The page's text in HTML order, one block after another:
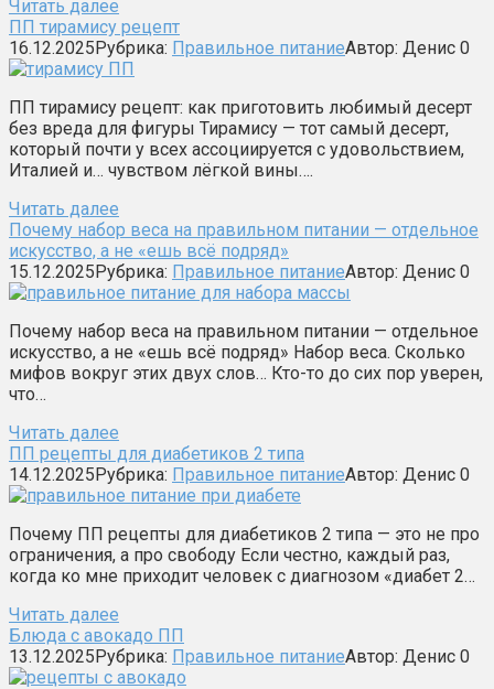
Читать далее
ПП тирамису рецепт
16.12.2025Рубрика: Правильное питаниеАвтор: Денис 0
ПП тирамису рецепт: как приготовить любимый десерт
без вреда для фигуры Тирамису — тот самый десерт,
который почти у всех ассоциируется с удовольствием,
Италией и… чувством лёгкой вины….
Читать далее
Почему набор веса на правильном питании — отдельное
искусство, а не «ешь всё подряд»
15.12.2025Рубрика: Правильное питаниеАвтор: Денис 0
Почему набор веса на правильном питании — отдельное
искусство, а не «ешь всё подряд» Набор веса. Сколько
мифов вокруг этих двух слов… Кто-то до сих пор уверен,
что…
Читать далее
ПП рецепты для диабетиков 2 типа
14.12.2025Рубрика: Правильное питаниеАвтор: Денис 0
Почему ПП рецепты для диабетиков 2 типа — это не про
ограничения, а про свободу Если честно, каждый раз,
когда ко мне приходит человек с диагнозом «диабет 2…
Читать далее
Блюда с авокадо ПП
13.12.2025Рубрика: Правильное питаниеАвтор: Денис 0